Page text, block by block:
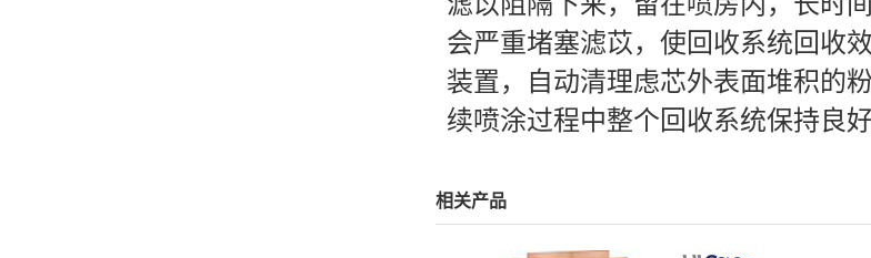
会严重堵塞滤苡，使回收系统回收
装置，自动清理虑芯外表面堆积的
续喷涂过程中整个回收系统保持良
相关产品